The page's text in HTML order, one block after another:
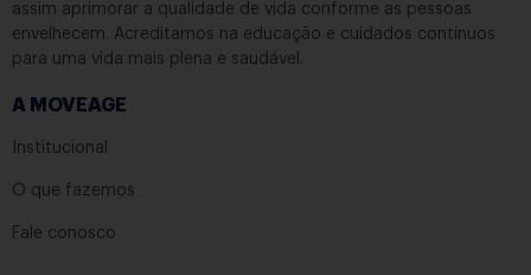
assim aprimorar a qualidade de vida conforme as pessoas
envelhecem. Acreditamos na educação e cuidados contínuos
para uma vida mais plena e saudável.
A MOVEAGE
Institucional
O que fazemos
Fale conosco